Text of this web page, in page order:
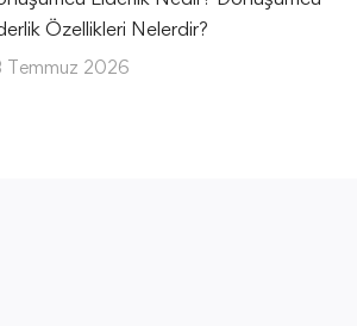
Özellikleri Nelerdir?
Temmuz 2026